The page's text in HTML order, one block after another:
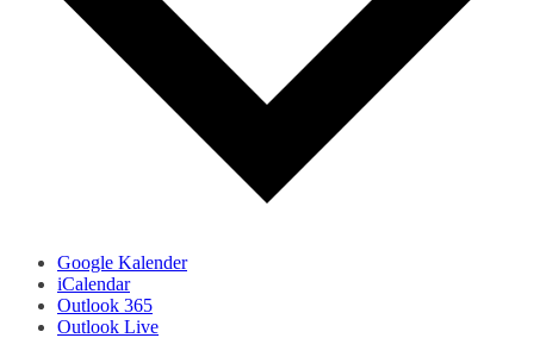
Google Kalender
iCalendar
Outlook 365
Outlook Live